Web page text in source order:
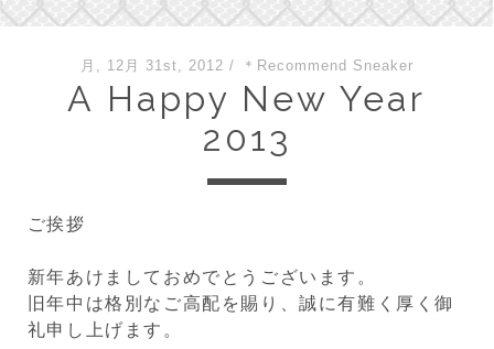
月, 12月 31st, 2012 / ＊Recommend Sneaker
A Happy New Year
2013
ご挨拶
新年あけましておめでとうございます。
旧年中は格別なご高配を賜り、誠に有難く厚く御
礼申し上げます。